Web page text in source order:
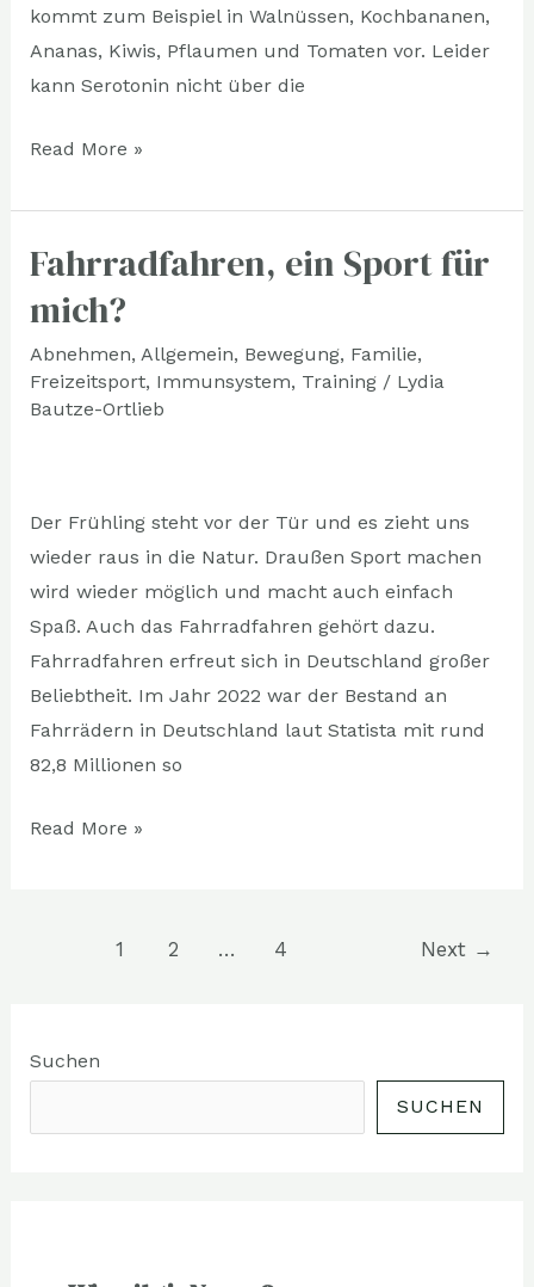
kommt zum Beispiel in Walnüssen, Kochbananen,
Ananas, Kiwis, Pflaumen und Tomaten vor. Leider
kann Serotonin nicht über die
Read More »
Fahrradfahren, ein Sport für
mich?
Abnehmen, Allgemein, Bewegung, Familie,
Freizeitsport, Immunsystem, Training/ Lydia
Bautze-Ortlieb
Der Frühling steht vor der Tür und es zieht uns
wieder raus in die Natur. Draußen Sport machen
wird wieder möglich und macht auch einfach
Spaß. Auch das Fahrradfahren gehört dazu.
Fahrradfahren erfreut sich in Deutschland großer
Beliebtheit. Im Jahr 2022 war der Bestand an
Fahrrädern in Deutschland laut Statista mit rund
82,8 Millionen so
Fahrradfahren,
Sport
für
mich?
Read More »
1 2 … 4 Next →
Suchen
SUCHEN